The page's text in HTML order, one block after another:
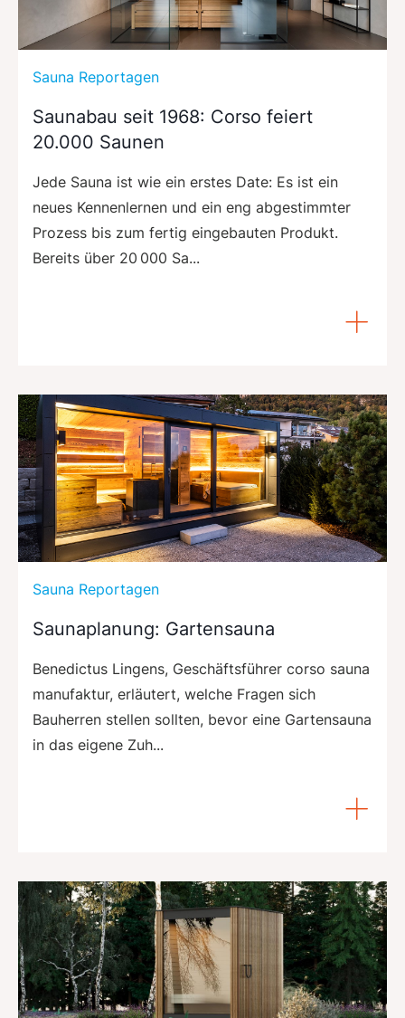
Sauna Reportagen
Saunabau seit 1968: Corso feiert
20.000 Saunen
Jede Sauna ist wie ein erstes Date: Es ist ein
neues Kennenlernen und ein eng abgestimmter
Prozess bis zum fertig eingebauten Produkt.
Bereits über 20 000 Sa...
Sauna Reportagen
Saunaplanung: Gartensauna
Benedictus Lingens, Geschäftsführer corso sauna
manufaktur, erläutert, welche Fragen sich
Bauherren stellen sollten, bevor eine Gartensauna
in das eigene Zuh...